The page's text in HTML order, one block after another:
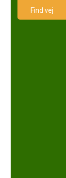
Find vej​